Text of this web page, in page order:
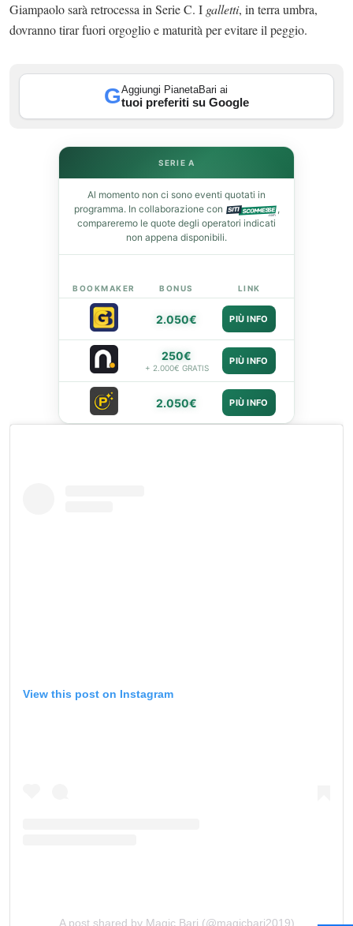
Giampaolo sarà retrocessa in Serie C. I galletti, in terra umbra,
dovranno tirar fuori orgoglio e maturità per evitare il peggio.
GAggiungi PianetaBari ai
tuoi preferiti su Google
SERIE A
Al momento non ci sono eventi quotati in
programma. In collaborazione con
,
compareremo le quote degli operatori indicati
non appena disponibili.
BOOKMAKER BONUS LINK
2.050€ PIÙ INFO
250€
+ 2.000€ GRATIS
PIÙ INFO
2.050€ PIÙ INFO
View this post on Instagram
A post shared by Magic Bari (@magicbari2019)